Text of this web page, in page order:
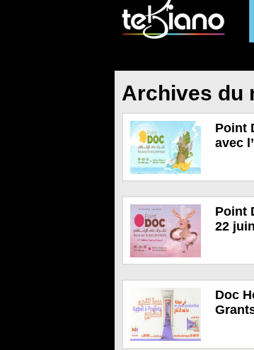
Archives du
Point
avec
Point
22
Doc